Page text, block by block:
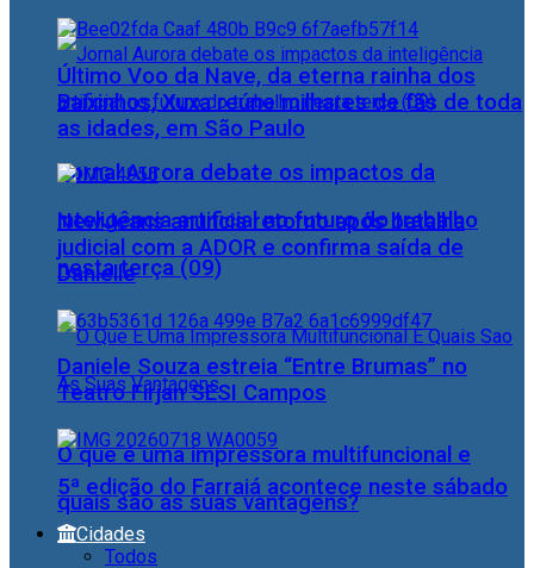
Jornal Aurora debate os impactos da
inteligência artificial no futuro do trabalho
nesta terça (09)
O que é uma impressora multifuncional e
quais são as suas vantagens?
Último Voo da Nave, da eterna rainha dos
Baixinhos, Xuxa reúne milhares de fãs de toda
as idades, em São Paulo
NewJeans anuncia retorno após batalha
judicial com a ADOR e confirma saída de
Danielle
Daniele Souza estreia “Entre Brumas” no
Teatro Firjan SESI Campos
5ª edição do Farraiá acontece neste sábado
Cidades
Todos